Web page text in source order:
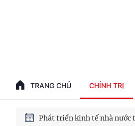
TRANG CHỦ CHÍNH TRỊ
Phát triển kinh tế nhà nước